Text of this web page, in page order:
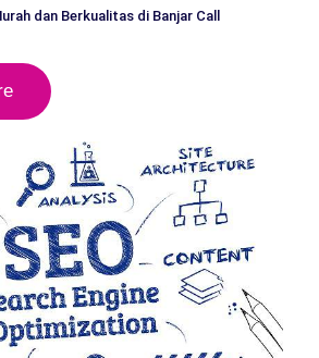
dan Berkualitas di Banjar Call